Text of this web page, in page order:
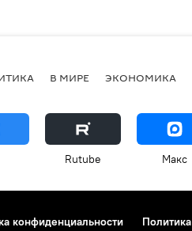
В МИРЕ ЭКОНОМИКА
Rutube Макс
конфиденциальности